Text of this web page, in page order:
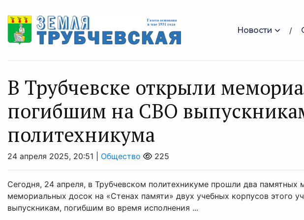
Новости
В Трубчевске открыли
погибшим на СВО
политехникума
24 апреля 2025, 20:51 | Общество 225
Сегодня, 24 апреля, в Трубчевском политехникуме прошли два
мемориальных досок на «Стенах памяти» двух учебных корпусов этого
выпускникам, погибшим во время исполнения ...